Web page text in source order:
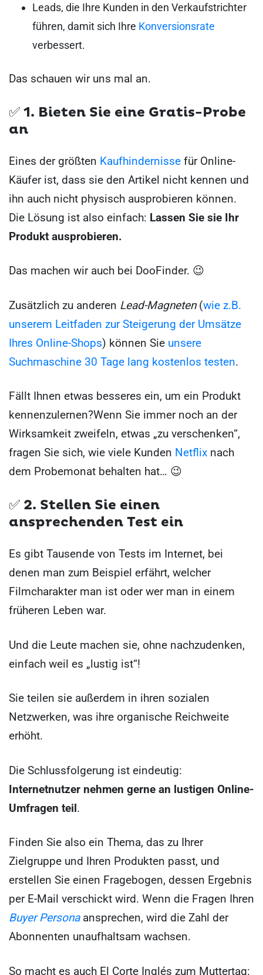
Leads, die Ihre Kunden in den Verkaufstrichter
führen, damit sich Ihre Konversionsrate
verbessert.
Das schauen wir uns mal an.
✅ 1. Bieten Sie eine Gratis-Probe
an
Eines der größten Kaufhindernisse für Online-
Käufer ist, dass sie den Artikel nicht kennen und
ihn auch nicht physisch ausprobieren können.
Die Lösung ist also einfach: Lassen Sie sie Ihr
Produkt ausprobieren.
Das machen wir auch bei DooFinder. 😉
Zusätzlich zu anderen Lead-Magneten(wie z.B.
unserem Leitfaden zur Steigerung der Umsätze
Ihres Online-Shops) können Sie unsere
Suchmaschine 30 Tage lang kostenlos testen.
Fällt Ihnen etwas besseres ein, um ein Produkt
kennenzulernen?Wenn Sie immer noch an der
Wirksamkeit zweifeln, etwas „zu verschenken“,
fragen Sie sich, wie viele Kunden Netflix nach
dem Probemonat behalten hat… 😉
✅ 2. Stellen Sie einen
ansprechenden Test ein
Es gibt Tausende von Tests im Internet, bei
denen man zum Beispiel erfährt, welcher
Filmcharakter man ist oder wer man in einem
früheren Leben war.
Und die Leute machen sie, ohne nachzudenken,
einfach weil es „lustig ist“!
Sie teilen sie außerdem in ihren sozialen
Netzwerken, was ihre organische Reichweite
erhöht.
Die Schlussfolgerung ist eindeutig:
Internetnutzer nehmen gerne an lustigen Online-
Umfragen teil.
Finden Sie also ein Thema, das zu Ihrer
Zielgruppe und Ihren Produkten passt, und
erstellen Sie einen Fragebogen, dessen Ergebnis
per E-Mail verschickt wird. Wenn die Fragen Ihren
Buyer Personaansprechen, wird die Zahl der
Abonnenten unaufhaltsam wachsen.
So macht es auch El Corte Inglés zum Muttertag: